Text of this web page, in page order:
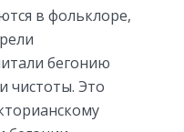
в фольклоре,
бегонию
чистоты. Это